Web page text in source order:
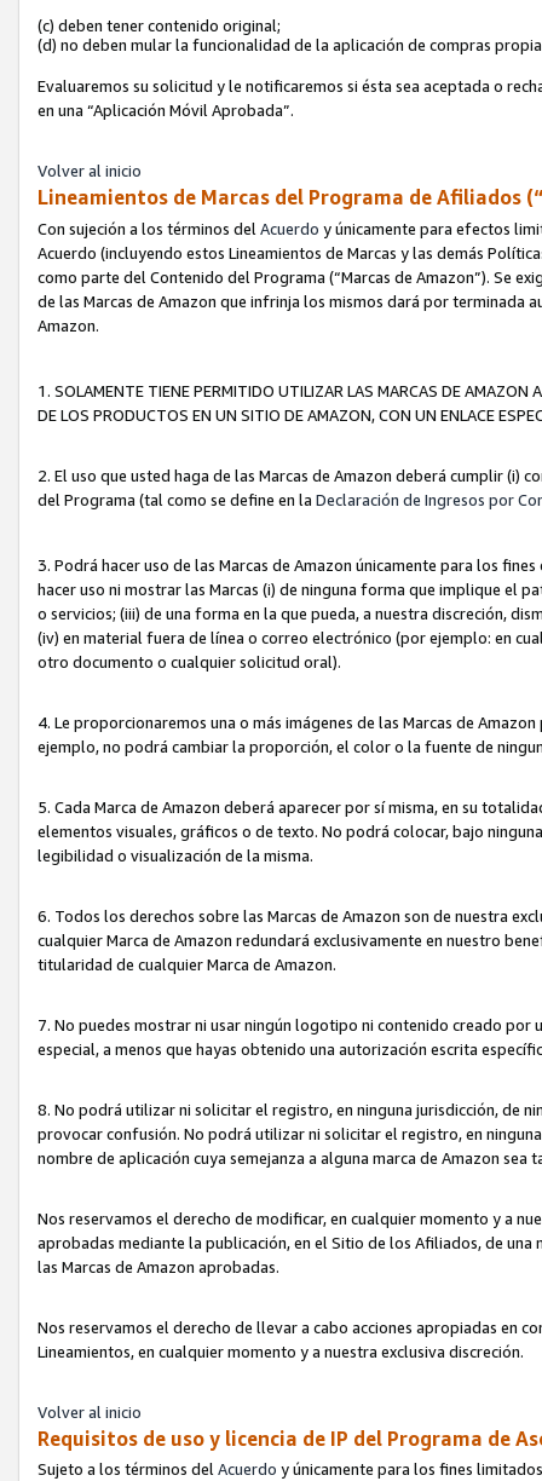
(c) deben tener contenido original;
(d) no deben mular la funcionalidad de la aplicación de compras
Evaluaremos su solicitud y le notificaremos si ésta sea aceptada o
en una “Aplicación Móvil Aprobada”.
Volver al inicio
Lineamientos de Marcas del Programa de Afiliados
Con sujeción a los términos del Acuerdo y únicamente para efectos
Acuerdo (incluyendo estos Lineamientos de Marcas y las demás
como parte del Contenido del Programa (“Marcas de Amazon”). Se
de las Marcas de Amazon que infrinja los mismos dará por terminada
Amazon.
1. SOLAMENTE TIENE PERMITIDO UTILIZAR LAS MARCAS DE
DE LOS PRODUCTOS EN UN SITIO DE AMAZON, CON UN ENLACE
2. El uso que usted haga de las Marcas de Amazon deberá cumplir (i)
del Programa (tal como se define en la Declaración de Ingresos por
3. Podrá hacer uso de las Marcas de Amazon únicamente para los
hacer uso ni mostrar las Marcas (i) de ninguna forma que implique el
o servicios; (iii) de una forma en la que pueda, a nuestra discreción,
(iv) en material fuera de línea o correo electrónico (por ejemplo: en
otro documento o cualquier solicitud oral).
4. Le proporcionaremos una o más imágenes de las Marcas de
ejemplo, no podrá cambiar la proporción, el color o la fuente de
5. Cada Marca de Amazon deberá aparecer por sí misma, en su
elementos visuales, gráficos o de texto. No podrá colocar, bajo
legibilidad o visualización de la misma.
6. Todos los derechos sobre las Marcas de Amazon son de nuestra
cualquier Marca de Amazon redundará exclusivamente en nuestro
titularidad de cualquier Marca de Amazon.
7. No puedes mostrar ni usar ningún logotipo ni contenido creado por
especial, a menos que hayas obtenido una autorización escrita
8. No podrá utilizar ni solicitar el registro, en ninguna jurisdicción, de
provocar confusión. No podrá utilizar ni solicitar el registro, en
nombre de aplicación cuya semejanza a alguna marca de Amazon
Nos reservamos el derecho de modificar, en cualquier momento y a
aprobadas mediante la publicación, en el Sitio de los Afiliados, de
las Marcas de Amazon aprobadas.
Nos reservamos el derecho de llevar a cabo acciones apropiadas en
Lineamientos, en cualquier momento y a nuestra exclusiva discreción.
Volver al inicio
Requisitos de uso y licencia de IP del Programa de
Sujeto a los términos del Acuerdo y únicamente para los fines